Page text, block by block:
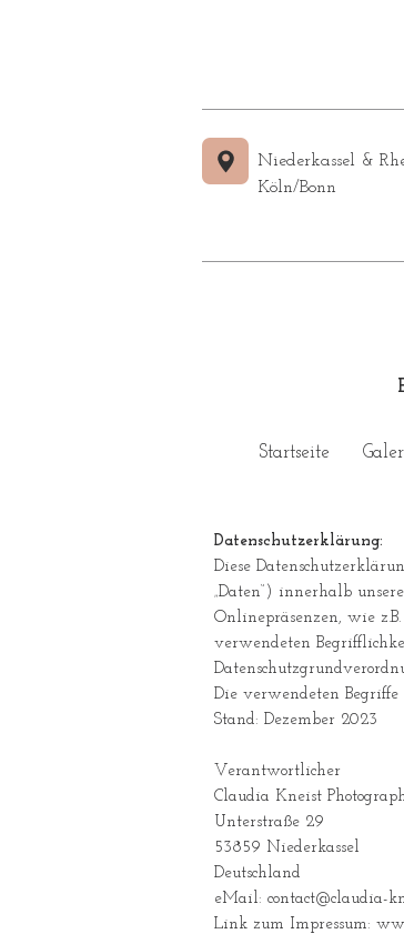
Niederkassel &
Köln/Bonn
Startseite
Datenschutzerklärung:
Diese
„Daten“) innerhalb
Onlinepräsenzen, wie
verwendeten
Die verwendeten Begriffe
Stand: Dezember 2023
Verantwortlicher
Claudia Kneist
Unterstraße 29
53859 Niederkassel
Deutschland
eMail: contact@claudia-
Link zum Impressum: